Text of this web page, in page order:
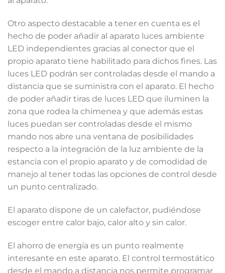
Otro aspecto destacable a tener en cuenta es el
hecho de poder añadir al aparato luces ambiente
LED independientes gracias al conector que el
propio aparato tiene habilitado para dichos fines. Las
luces LED podrán ser controladas desde el mando a
distancia que se suministra con el aparato. El hecho
de poder añadir tiras de luces LED que iluminen la
zona que rodea la chimenea y que además estas
luces puedan ser controladas desde el mismo
mando nos abre una ventana de posibilidades
respecto a la integración de la luz ambiente de la
estancia con el propio aparato y de comodidad de
manejo al tener todas las opciones de control desde
un punto centralizado.
El aparato dispone de un calefactor, pudiéndose
escoger entre calor bajo, calor alto y sin calor.
El ahorro de energía es un punto realmente
interesante en este aparato. El control termostático
desde el mando a distancia nos permite programar